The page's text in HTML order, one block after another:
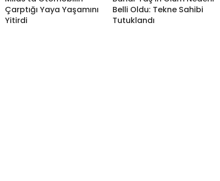
Çarptığı Yaya Yaşamını
Yitirdi
Belli Oldu: Tekne Sahibi
Tutuklandı